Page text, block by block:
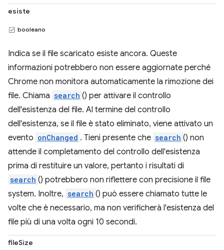
esiste
booleano
Indica se il file scaricato esiste ancora. Queste
informazioni potrebbero non essere aggiornate perché
Chrome non monitora automaticamente la rimozione dei
file. Chiama search () per attivare il controllo
dell'esistenza del file. Al termine del controllo
dell'esistenza, se il file è stato eliminato, viene attivato un
evento onChanged . Tieni presente che search () non
attende il completamento del controllo dell'esistenza
prima di restituire un valore, pertanto i risultati di
search () potrebbero non riflettere con precisione il file
system. Inoltre, search () può essere chiamato tutte le
volte che è necessario, ma non verificherà l'esistenza del
file più di una volta ogni 10 secondi.
fileSize